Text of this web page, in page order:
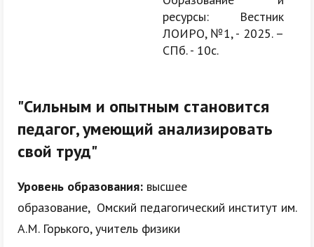
ресурсы: Вестник
ЛОИРО, №1, - 2025. –
СПб. - 10с.
"Сильным и опытным становится
педагог, умеющий анализировать
свой труд"
Уровень образования: высшее
образование, Омский педагогический институт им.
А.М. Горького, учитель физики